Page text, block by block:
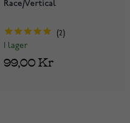
Race/Vertical
2
I lager
99,00 Kr